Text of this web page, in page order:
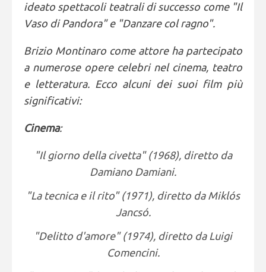
ideato spettacoli teatrali di successo come "Il
Vaso di Pandora" e "Danzare col ragno".
Brizio Montinaro come attore ha partecipato
a numerose opere celebri nel cinema, teatro
e letteratura. Ecco alcuni dei suoi film più
significativi:
Cinema:
"Il giorno della civetta" (1968), diretto da
Damiano Damiani.
"La tecnica e il rito" (1971), diretto da Miklós
Jancsó.
"Delitto d'amore" (1974), diretto da Luigi
Comencini.